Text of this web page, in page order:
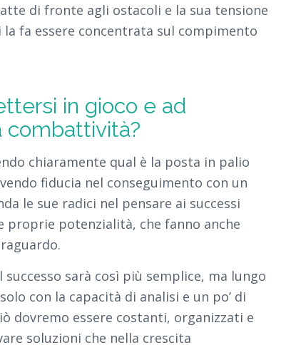
di fronte agli ostacoli e la sua tensione
fa essere concentrata sul compimento
in gioco e ad
combattività?
chiaramente qual è la posta in palio
fiducia nel conseguimento con un
le sue radici nel pensare ai successi
proprie potenzialità, che fanno anche
sarà così più semplice, ma lungo
con la capacità di analisi e un po’ di
dovremo essere costanti, organizzati e
soluzioni che nella crescita